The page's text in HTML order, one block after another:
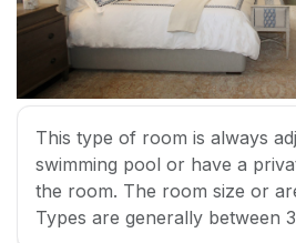
This type of room is always
swimming pool or have a
the room. The room size or
Types are generally between